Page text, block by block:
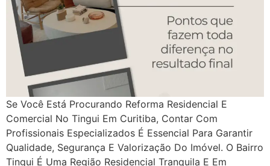
Se Você Está Procurando Reforma Residencial E
Comercial No Tingui Em Curitiba, Contar Com
Profissionais Especializados É Essencial Para Garantir
Qualidade, Segurança E Valorização Do Imóvel. O Bairro
Tingui É Uma Região Residencial Tranquila E Em